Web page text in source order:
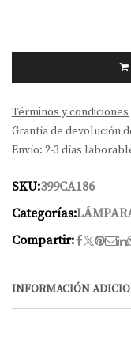
Términos y condiciones
Grantía de devolución
Envío: 2-3 días
SKU:399CA186
Categorías:
Compartir:
INFORMACIÓN